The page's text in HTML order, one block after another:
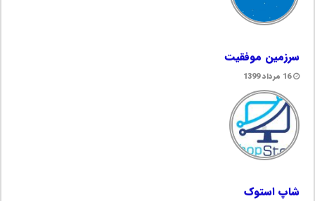
سرزمین موفقیت
16 مرداد 1399
شاپ استوک